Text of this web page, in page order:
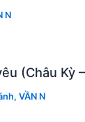
N
(Châu Kỳ
, VẦN N